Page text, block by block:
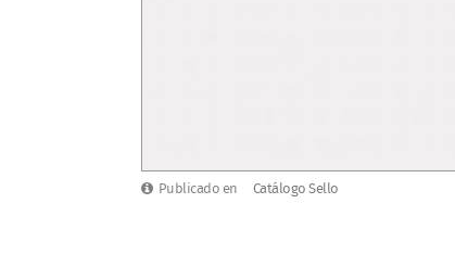
Publicado en Catálogo Sello